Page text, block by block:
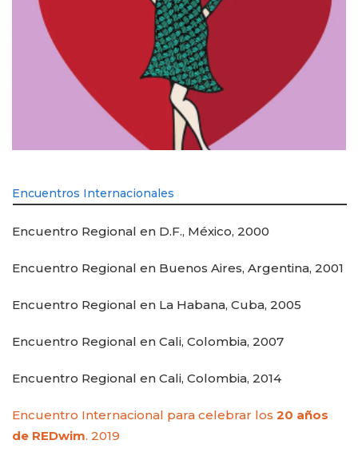
Encuentros Internacionales
Encuentro Regional en D.F., México, 2000
Encuentro Regional en Buenos Aires, Argentina, 2001
Encuentro Regional en La Habana, Cuba, 2005
Encuentro Regional en Cali, Colombia, 2007
Encuentro Regional en Cali, Colombia, 2014
Encuentro Internacional para celebrar los 20 años
de REDwim. 2019